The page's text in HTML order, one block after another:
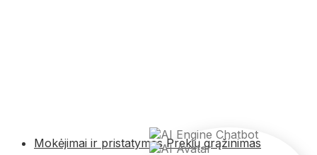
Mokėjimai ir pristatymas Prekių grąžinimas